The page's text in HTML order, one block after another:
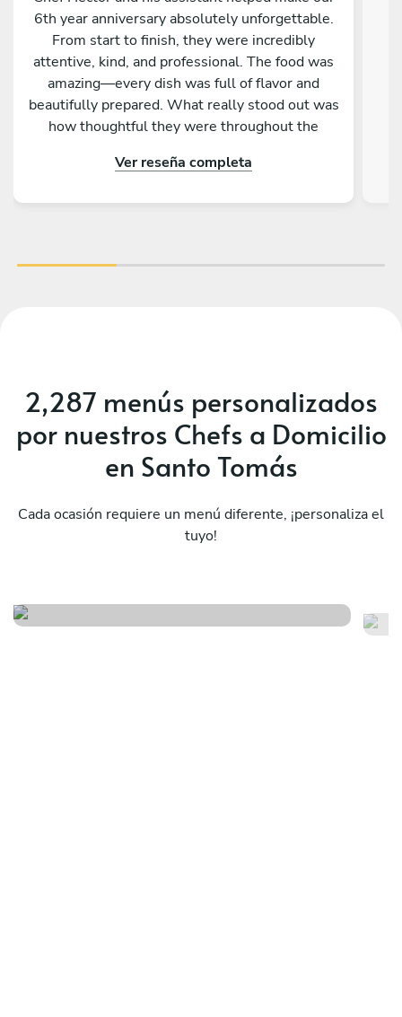
6th year anniversary absolutely unforgettable.
From start to finish, they were incredibly
attentive, kind, and professional. The food was
amazing—every dish was full of flavor and
beautifully prepared. What really stood out was
how thoughtful they were throughout the
without ever being intrusive. To top it off, they
Ver reseña completa
2,287 menús personalizados
por nuestros Chefs a Domicilio
en Santo Tomás
Cada ocasión requiere un menú diferente, ¡personaliza el
tuyo!
El viaje a méxico y sus